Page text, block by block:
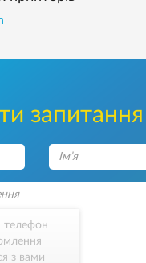
запитання
телефон
з вами